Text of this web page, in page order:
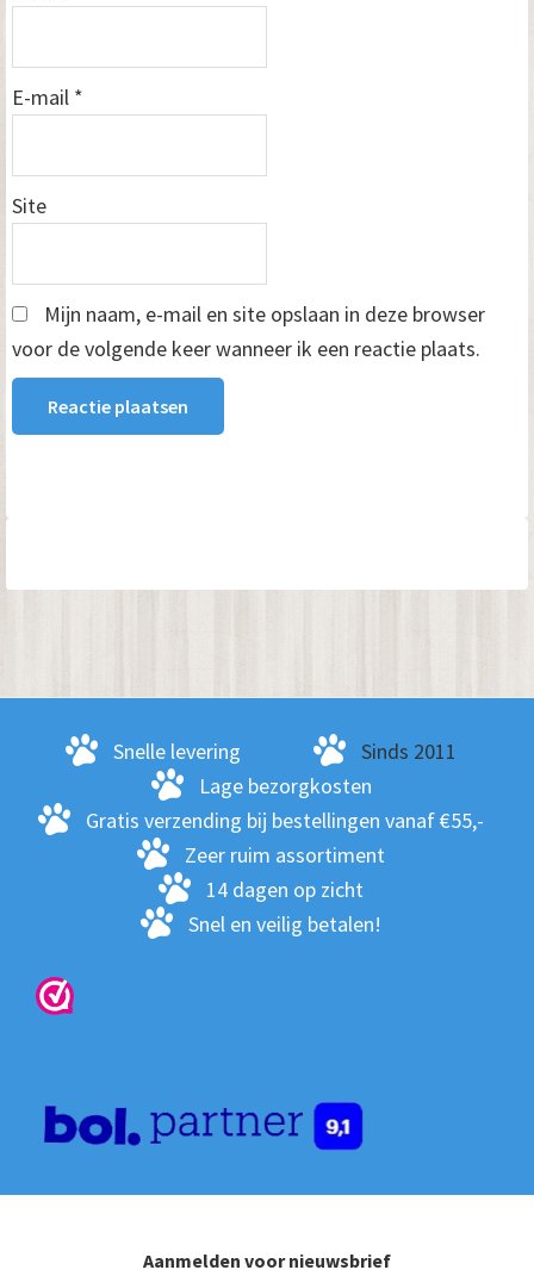
E-mail *
Site
Mijn naam, e-mail en site opslaan in deze browser
voor de volgende keer wanneer ik een reactie plaats.
Snelle levering
Sinds 2011
Lage bezorgkosten
Gratis verzending bij bestellingen vanaf €55,-
Zeer ruim assortiment
14 dagen op zicht
Snel en veilig betalen!
Aanmelden voor nieuwsbrief